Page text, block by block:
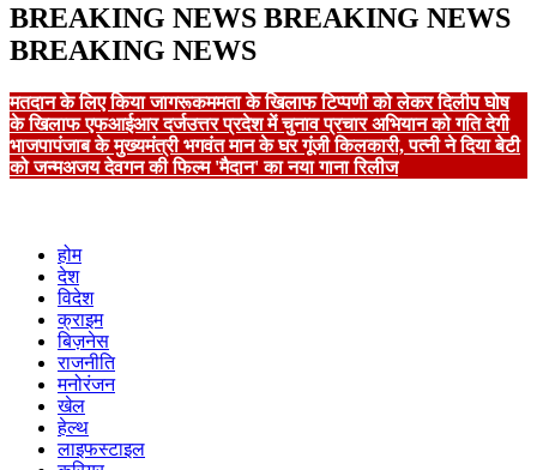
BREAKING NEWS BREAKING NEWS
BREAKING NEWS
मतदान के लिए किया जागरूकममता के खिलाफ टिप्पणी को लेकर दिलीप घोष
के खिलाफ एफआईआर दर्जउत्तर प्रदेश में चुनाव प्रचार अभियान को गति देगी
भाजपापंजाब के मुख्यमंत्री भगवंत मान के घर गूंजी किलकारी, पत्नी ने दिया बेटी
को जन्मअजय देवगन की फिल्म 'मैदान' का नया गाना रिलीज
होम
देश
विदेश
क्राइम
बिज़नेस
राजनीति
मनोरंजन
खेल
हेल्थ
लाइफस्टाइल